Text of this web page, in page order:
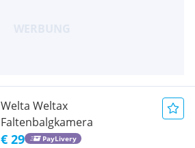
Welta Weltax
Faltenbalgkamera
€ 29 PayLivery